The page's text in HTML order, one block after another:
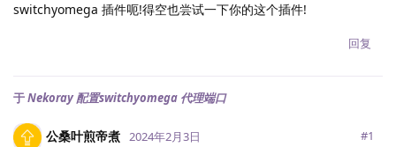
switchyomega 插件呃!得空也尝试一下你的这个插件!
回复
于Nekoray 配置switchyomega 代理端口
公桑叶煎帝煮 2024年2月3日 #1